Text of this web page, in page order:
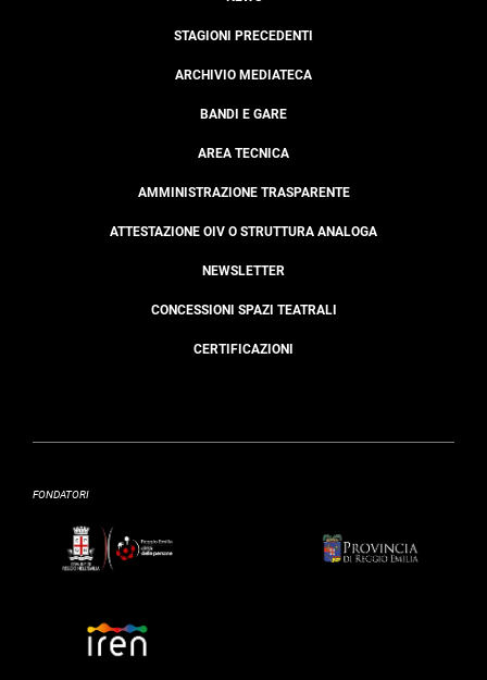
STAGIONI PRECEDENTI
ARCHIVIO MEDIATECA
BANDI E GARE
AREA TECNICA
AMMINISTRAZIONE TRASPARENTE
ATTESTAZIONE OIV O STRUTTURA ANALOGA
NEWSLETTER
CONCESSIONI SPAZI TEATRALI
CERTIFICAZIONI
FONDATORI